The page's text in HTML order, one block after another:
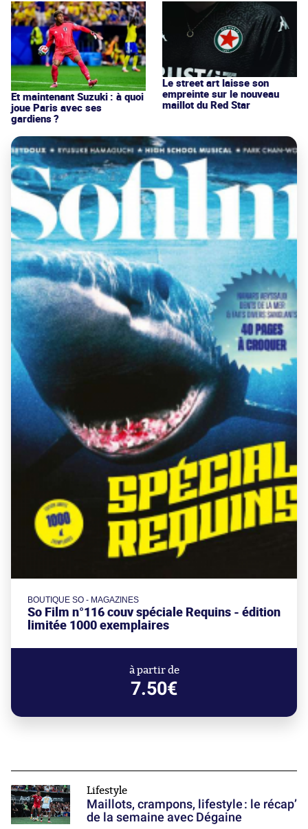
Et maintenant Suzuki : à quoi
joue Paris avec ses
gardiens ?
Le street art laisse son
empreinte sur le nouveau
maillot du Red Star
BOUTIQUE SO - MAGAZINES
So Film n°116 couv spéciale Requins - édition
limitée 1000 exemplaires
à partir de
7.50€
Lifestyle
Maillots, crampons, lifestyle : le récap’
de la semaine avec Dégaine